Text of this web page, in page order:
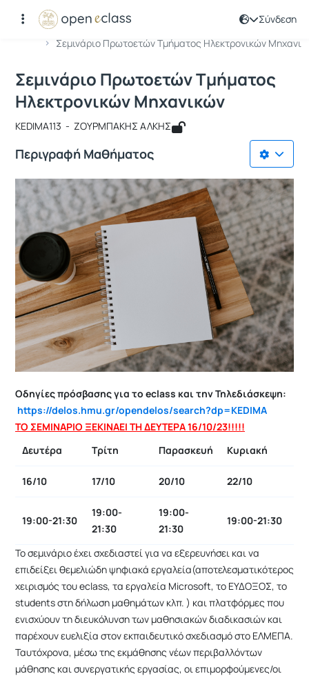
Σύνδεση
Αρχική Σελίδα
Σεμινάριο Πρωτοετών Tμήματος Ηλεκτρονικών Μηχανι...
Μάθημα : Σεμινάριο Πρωτοετών
Κωδικός : KEDIMA113
Σεμινάριο Πρωτοετών Tμήματος
Ηλεκτρονικών Μηχανικών
KEDIMA113 - ΖΟΥΡΜΠΑΚΗΣ ΑΛΚΗΣ
Περιγραφή Μαθήματος
Οδηγίες πρόσβασης για το eclass και την Τηλεδιάσκεψη:
https://delos.hmu.gr/opendelos/search?dp=KEDIMA
ΤΟ ΣΕΜΙΝΑΡΙΟ ΞΕΚΙΝΑΕΙ ΤΗ ΔΕΥΤΕΡΑ 16/10/23!!!!!
Δευτέρα
Τρίτη Παρασκευή Κυριακή
16/10 17/10 20/10 22/10
19:00-21:30
19:00-
21:30
19:00-
21:30
19:00-21:30
Το σεμινάριο έχει σχεδιαστεί για να εξερευνήσει και να
επιδείξει θεμελιώδη ψηφιακά εργαλεία(αποτελεσματικότερος
χειρισμός του eclass, τα εργαλεία Microsoft, το ΕΥΔΟΞΟΣ, το
students στη δήλωση μαθημάτων κλπ. ) και πλατφόρμες που
ενισχύουν τη διευκόλυνση των μαθησιακών διαδικασιών και
παρέχουν ευελιξία στον εκπαιδευτικό σχεδιασμό στο ΕΛΜΕΠΑ.
Ταυτόχρονα, μέσω της εκμάθησης νέων περιβαλλόντων
μάθησης και συνεργατικής εργασίας, οι επιμορφούμενες/οι